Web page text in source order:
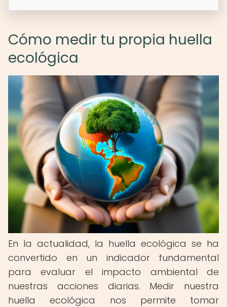
Cómo medir tu propia huella
ecológica
En la actualidad, la huella ecológica se ha
convertido en un indicador fundamental
para evaluar el impacto ambiental de
nuestras acciones diarias. Medir nuestra
huella ecológica nos permite tomar